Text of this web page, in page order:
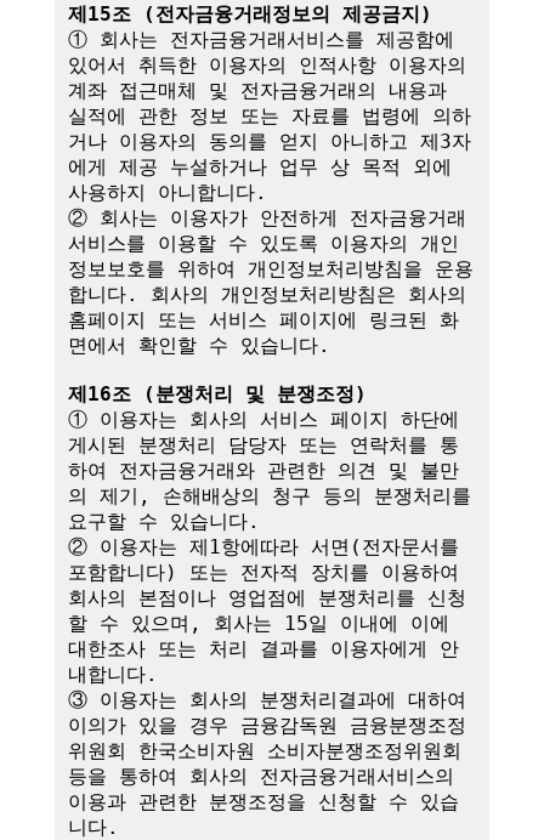
제15조 (전자금융거래정보의 제공금지)
① 회사는 전자금융거래서비스를 제공함에
있어서 취득한 이용자의 인적사항 이용자의
계좌 접근매체 및 전자금융거래의 내용과
실적에 관한 정보 또는 자료를 법령에 의하
거나 이용자의 동의를 얻지 아니하고 제3자
에게 제공 누설하거나 업무 상 목적 외에
사용하지 아니합니다.
② 회사는 이용자가 안전하게 전자금융거래
서비스를 이용할 수 있도록 이용자의 개인
정보보호를 위하여 개인정보처리방침을 운용
합니다. 회사의 개인정보처리방침은 회사의
홈페이지 또는 서비스 페이지에 링크된 화
면에서 확인할 수 있습니다.
제16조 (분쟁처리 및 분쟁조정)
① 이용자는 회사의 서비스 페이지 하단에
게시된 분쟁처리 담당자 또는 연락처를 통
하여 전자금융거래와 관련한 의견 및 불만
의 제기, 손해배상의 청구 등의 분쟁처리를
요구할 수 있습니다.
② 이용자는 제1항에따라 서면(전자문서를
포함합니다) 또는 전자적 장치를 이용하여
회사의 본점이나 영업점에 분쟁처리를 신청
할 수 있으며, 회사는 15일 이내에 이에
대한조사 또는 처리 결과를 이용자에게 안
내합니다.
③ 이용자는 회사의 분쟁처리결과에 대하여
이의가 있을 경우 금융감독원 금융분쟁조정
위원회 한국소비자원 소비자분쟁조정위원회
등을 통하여 회사의 전자금융거래서비스의
이용과 관련한 분쟁조정을 신청할 수 있습
니다.